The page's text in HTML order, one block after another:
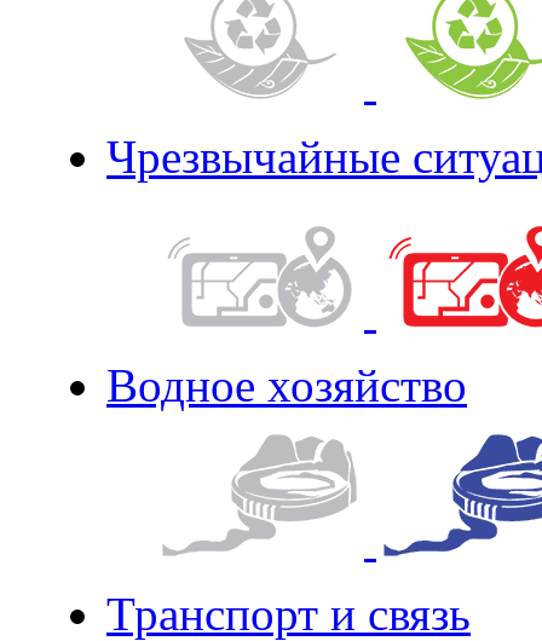
Чрезвычайные
Водное хозяйство
Транспорт и связь